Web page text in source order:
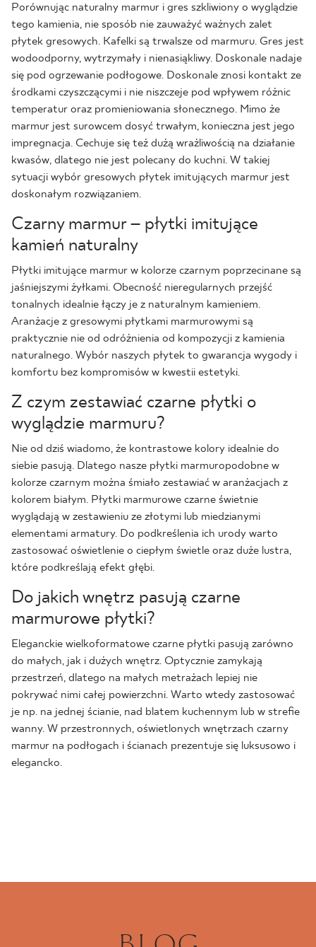
Porównując naturalny marmur i gres szkliwiony o wyglądzie
tego kamienia, nie sposób nie zauważyć ważnych zalet
płytek gresowych. Kafelki są trwalsze od marmuru. Gres jest
wodoodporny, wytrzymały i nienasiąkliwy. Doskonale nadaje
się pod ogrzewanie podłogowe. Doskonale znosi kontakt ze
środkami czyszczącymi i nie niszczeje pod wpływem różnic
temperatur oraz promieniowania słonecznego. Mimo że
marmur jest surowcem dosyć trwałym, konieczna jest jego
impregnacja. Cechuje się też dużą wrażliwością na działanie
kwasów, dlatego nie jest polecany do kuchni. W takiej
sytuacji wybór gresowych płytek imitujących marmur jest
doskonałym rozwiązaniem.
Czarny marmur – płytki imitujące
kamień naturalny
Płytki imitujące marmur w kolorze czarnym poprzecinane są
jaśniejszymi żyłkami. Obecność nieregularnych przejść
tonalnych idealnie łączy je z naturalnym kamieniem.
Aranżacje z gresowymi płytkami marmurowymi są
praktycznie nie od odróżnienia od kompozycji z kamienia
naturalnego. Wybór naszych płytek to gwarancja wygody i
komfortu bez kompromisów w kwestii estetyki.
Z czym zestawiać czarne płytki o
wyglądzie marmuru?
Nie od dziś wiadomo, że kontrastowe kolory idealnie do
siebie pasują. Dlatego nasze płytki marmuropodobne w
kolorze czarnym można śmiało zestawiać w aranżacjach z
kolorem białym. Płytki marmurowe czarne świetnie
wyglądają w zestawieniu ze złotymi lub miedzianymi
elementami armatury. Do podkreślenia ich urody warto
zastosować oświetlenie o ciepłym świetle oraz duże lustra,
które podkreślają efekt głębi.
Do jakich wnętrz pasują czarne
marmurowe płytki?
Eleganckie wielkoformatowe czarne płytki pasują zarówno
do małych, jak i dużych wnętrz. Optycznie zamykają
przestrzeń, dlatego na małych metrażach lepiej nie
pokrywać nimi całej powierzchni. Warto wtedy zastosować
je np. na jednej ścianie, nad blatem kuchennym lub w strefie
wanny. W przestronnych, oświetlonych wnętrzach czarny
marmur na podłogach i ścianach prezentuje się luksusowo i
elegancko.